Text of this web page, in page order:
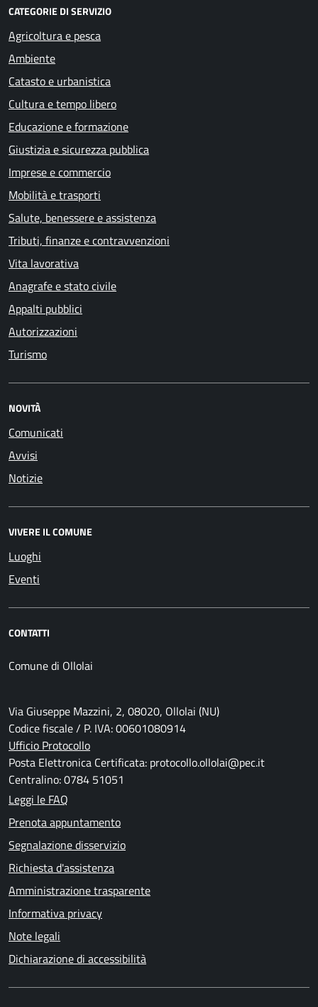
CATEGORIE DI SERVIZIO
Agricoltura e pesca
Ambiente
Catasto e urbanistica
Cultura e tempo libero
Educazione e formazione
Giustizia e sicurezza pubblica
Imprese e commercio
Mobilità e trasporti
Salute, benessere e assistenza
Tributi, finanze e contravvenzioni
Vita lavorativa
Anagrafe e stato civile
Appalti pubblici
Autorizzazioni
Turismo
NOVITÀ
Comunicati
Avvisi
Notizie
VIVERE IL COMUNE
Luoghi
Eventi
CONTATTI
Comune di Ollolai
Via Giuseppe Mazzini, 2, 08020, Ollolai (NU)
Codice fiscale / P. IVA: 00601080914
Ufficio Protocollo
Posta Elettronica Certificata: protocollo.ollolai@pec.it
Centralino: 0784 51051
Leggi le FAQ
Prenota appuntamento
Segnalazione disservizio
Richiesta d'assistenza
Amministrazione trasparente
Informativa privacy
Note legali
Dichiarazione di accessibilità